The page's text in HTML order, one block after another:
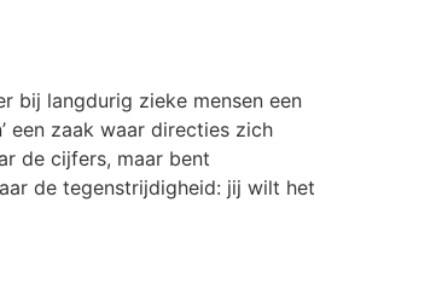
bij langdurig zieke mensen een
een zaak waar directies zich
de cijfers, maar bent
de tegenstrijdigheid: jij wilt het